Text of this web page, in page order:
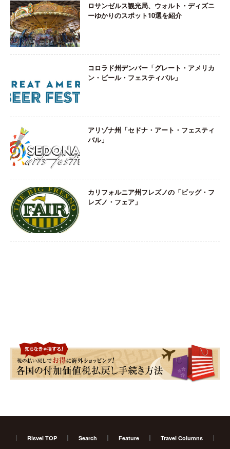
ロサンゼルス観光局、ウォルト・ディズニ
ーゆかりのスポット10選を紹介
コロラド州デンバー「グレート・アメリカ
ン・ビール・フェスティバル」
アリゾナ州「セドナ・アート・フェスティ
バル」
カリフォルニア州フレズノの「ビッグ・フ
レズノ・フェア」
Risvel TOP Search Feature Travel Columns